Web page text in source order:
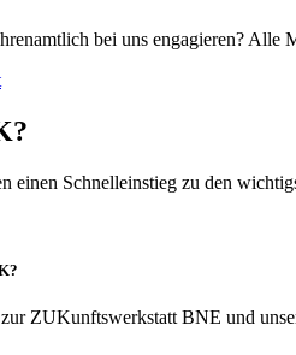
bei uns engagieren?
einen Schnelleinstieg zu den
ZUKunftswerkstatt BNE und